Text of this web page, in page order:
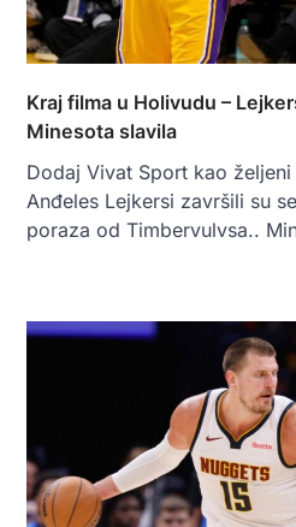
Kraj filma u Holivudu –
Minesota slavila
Dodaj Vivat Sport kao
Anđeles Lejkersi završili su
poraza od Timbervulvsa..